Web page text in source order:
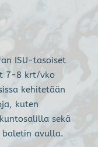
ISU-tasoiset
7-8 krt/vko
kehitetään
kuten
sekä
avulla.